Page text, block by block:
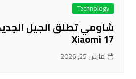
Technology
شاومي تطلق الجيل
Xiaomi 17
مارس 25, 2026